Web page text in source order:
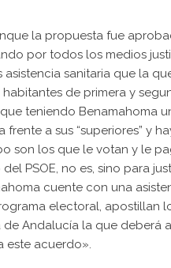
la propuesta fue
por todos los medios
asistencia sanitaria que la
de primera y
teniendo Benamahoma
frente a sus “superiores” y
son los que le votan y le
PSOE, no es, sino para
cuente con una
electoral, apostillan
de Andalucía la que deberá
este acuerdo».